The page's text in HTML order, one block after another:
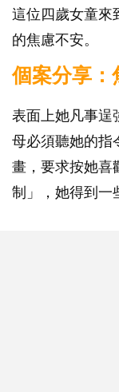
這位四歲女童來
的焦慮不安。
個案分享：
表面上她凡事逞
母必須聽她的指
畫，要求按她喜
制」，她得到一